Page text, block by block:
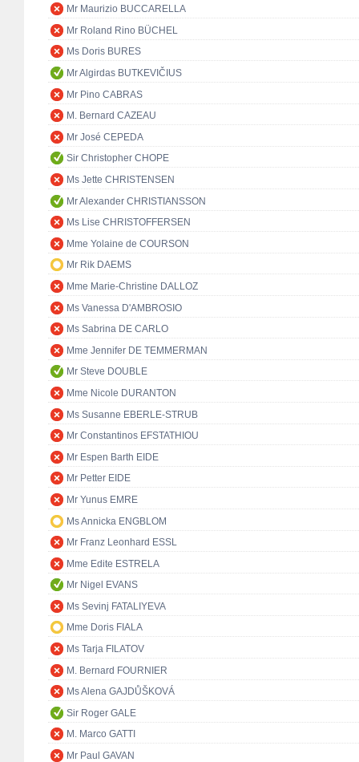
Mr Maurizio BUCCARELLA
Mr Roland Rino BÜCHEL
Ms Doris BURES
Mr Algirdas BUTKEVIČIUS
Mr Pino CABRAS
M. Bernard CAZEAU
Mr José CEPEDA
Sir Christopher CHOPE
Ms Jette CHRISTENSEN
Mr Alexander CHRISTIANSSON
Ms Lise CHRISTOFFERSEN
Mme Yolaine de COURSON
Mr Rik DAEMS
Mme Marie-Christine DALLOZ
Ms Vanessa D'AMBROSIO
Ms Sabrina DE CARLO
Mme Jennifer DE TEMMERMAN
Mr Steve DOUBLE
Mme Nicole DURANTON
Ms Susanne EBERLE-STRUB
Mr Constantinos EFSTATHIOU
Mr Espen Barth EIDE
Mr Petter EIDE
Mr Yunus EMRE
Ms Annicka ENGBLOM
Mr Franz Leonhard ESSL
Mme Edite ESTRELA
Mr Nigel EVANS
Ms Sevinj FATALIYEVA
Mme Doris FIALA
Ms Tarja FILATOV
M. Bernard FOURNIER
Ms Alena GAJDŮŠKOVÁ
Sir Roger GALE
M. Marco GATTI
Mr Paul GAVAN